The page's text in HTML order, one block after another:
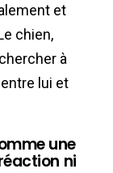
et
chien,
à
lui et
une
ni